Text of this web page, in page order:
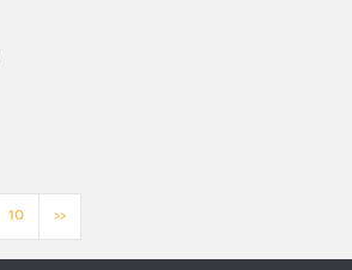
10 >>